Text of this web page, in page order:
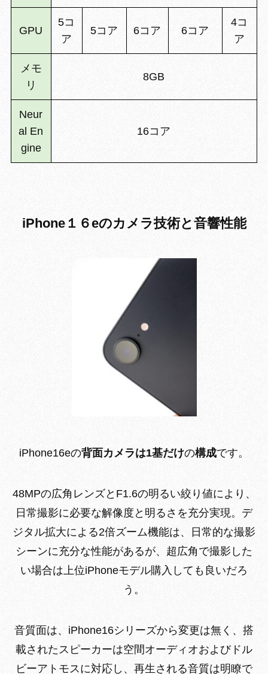
GPU
5コ
ア
5コア 6コア 6コア
4コ
ア
メモ
リ
8GB
Neur
al En
gine
16コア
iPhone１６eのカメラ技術と音響性能
iPhone16eの背面カメラは1基だけの構成です。
48MPの広角レンズとF1.6の明るい絞り値により、
日常撮影に必要な解像度と明るさを充分実現。デ
ジタル拡大による2倍ズーム機能は、日常的な撮影
シーンに充分な性能があるが、超広角で撮影した
い場合は上位iPhoneモデル購入しても良いだろ
う。
音質面は、iPhone16シリーズから変更は無く、搭
載されたスピーカーは空間オーディオおよびドル
ビーアトモスに対応し、再生される音質は明瞭で